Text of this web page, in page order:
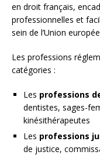
en droit français,
professionnelles et
sein de l’Union
Les professions
catégories :
Les professions
dentistes, sages-
kinésithérapeutes
Les professions
de justice,